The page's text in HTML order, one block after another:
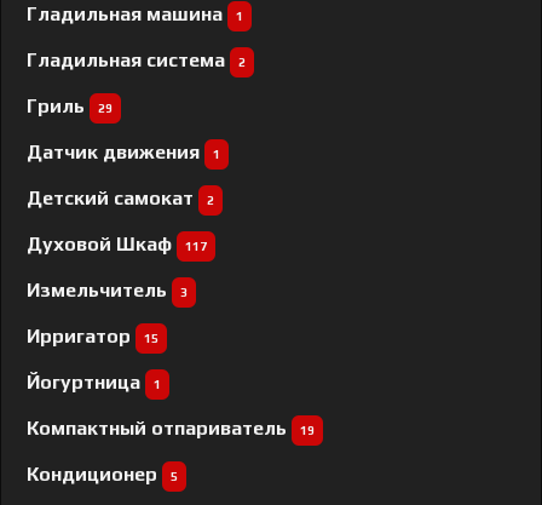
Гладильная машина 1
Гладильная система 2
Гриль 29
Датчик движения 1
Детский самокат 2
Духовой Шкаф 117
Измельчитель 3
Ирригатор 15
Йогуртница 1
Компактный отпариватель 19
Кондиционер 5